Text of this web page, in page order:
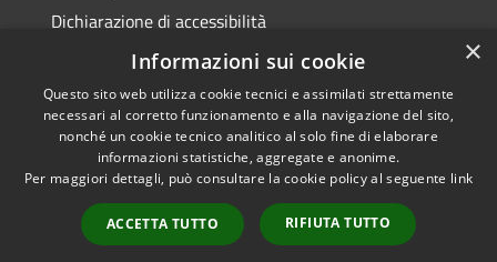
Dichiarazione di accessibilità
Meccanismo di Feedback
RSS
Accessibilità
Copyright © 2026 • Comune di
byMunicipium
Accesso
redazione
×
Informazioni sui cookie
Questo sito web utilizza cookie tecnici e assimilati strettamente
necessari al corretto funzionamento e alla navigazione del sito,
nonché un cookie tecnico analitico al solo fine di elaborare
informazioni statistiche, aggregate e anonime.
Per maggiori dettagli, può consultare la cookie policy al seguente link
ACCETTA TUTTO RIFIUTA TUTTO